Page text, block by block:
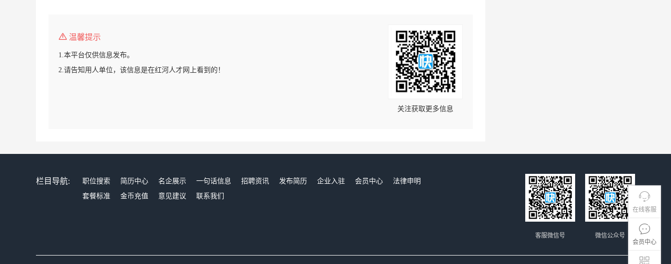
在线客服
会员中心
温馨提示
1.本平台仅供信息发布。
2.请告知用人单位，该信息是在红河人才网上看到的！
关注获取更多信息
栏目导航: 职位搜索 简历中心 名企展示 一句话信息 招聘资讯 发布简历 企业入驻 会员中心
法律申明
套餐标准
金币充值 意见建议 联系我们
微信公众号
客服微信号